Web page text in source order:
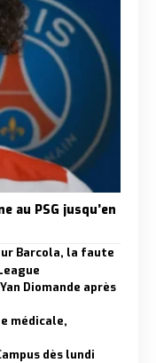
au PSG jusqu’en
Barcola, la faute
Diomande après
médicale,
dès lundi